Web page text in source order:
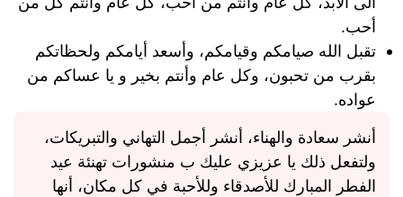
أحب.
تقبل الله صيامكم وقيامكم، وأسعد أيامكم ولحظاتكم
بقرب من تحبون، وكل عام وأنتم بخير و يا عساكم من
عواده.
أنشر سعادة والهناء، أنشر أجمل التهاني والتبريكات،
ولتفعل ذلك يا عزيزي عليك ب منشورات تهنئة عيد
الفطر المبارك للأصدقاء وللأحبة في كل مكان، أنها